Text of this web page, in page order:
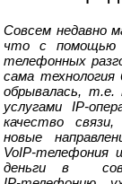
Совсем недавно
что с помощью
телефонных
сама
обрывалась, т.е.
услугами IP-
качество связи,
новые
VoIP-телефония
деньги в